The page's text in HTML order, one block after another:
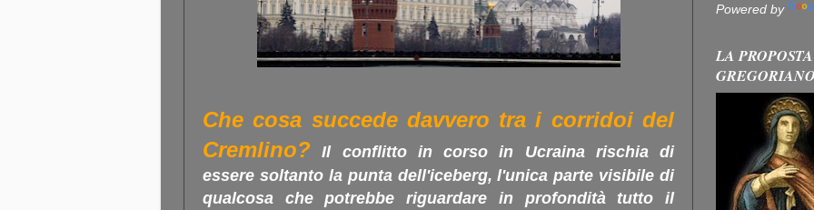
Che cosa succede davvero tra i corridoi del
Cremlino? Il conflitto in corso in Ucraina rischia di
essere soltanto la punta dell'iceberg, l'unica parte visibile di
qualcosa che potrebbe riguardare in profondità tutto il
Powered by
LA